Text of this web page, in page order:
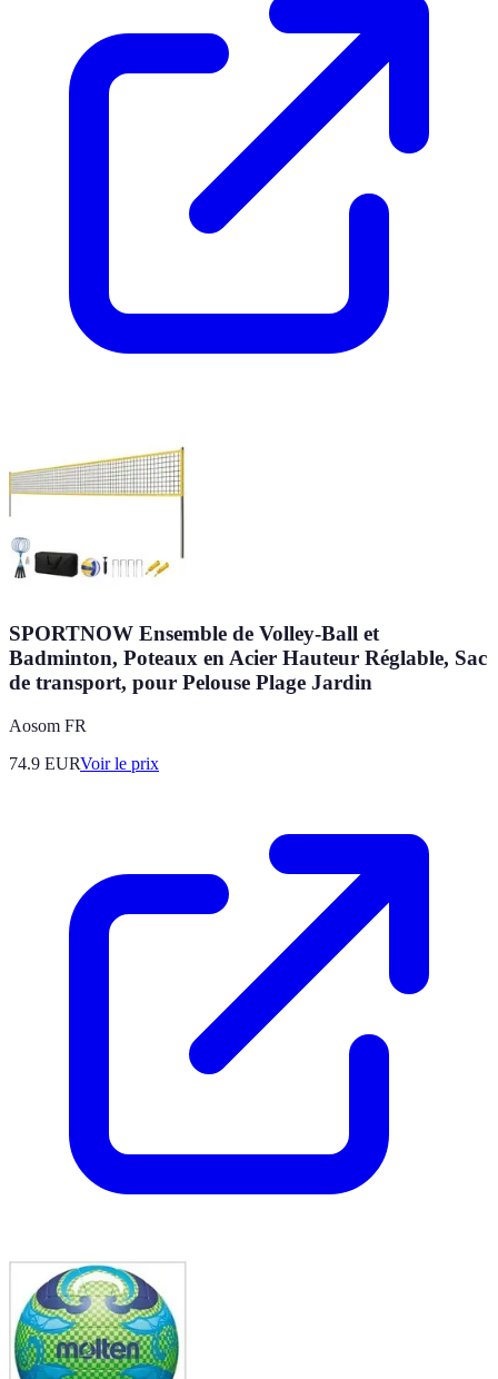
SPORTNOW Ensemble de Volley-Ball et
Badminton, Poteaux en Acier Hauteur Réglable, Sac
de transport, pour Pelouse Plage Jardin
Aosom FR
74.9 EURVoir le prix